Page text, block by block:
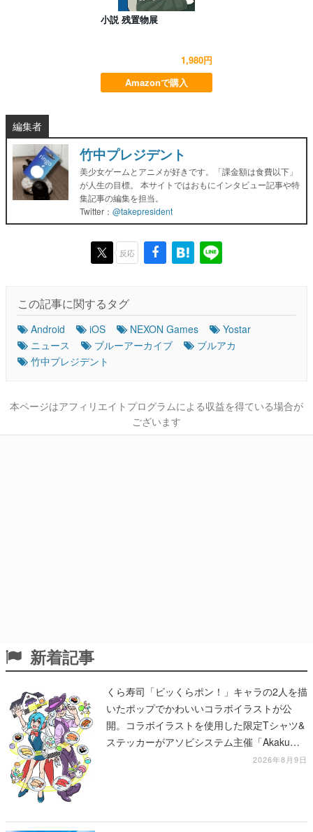
小説 残置物展
1,980円
Amazonで購入
編集者
竹中プレジデント
美少女ゲームとアニメが好きです。「課金額は食費以下」
が人生の目標。 本サイトではおもにインタビュー記事や特
集記事の編集を担当。
Twitter： @takepresident
反応
この記事に関するタグ
Android iOS NEXON Games
Yostar
ニュース
ブルーアーカイブ
ブルアカ
竹中プレジデント
本ページはアフィリエイトプログラムによる収益を得ている場合が
ございます
新着記事
くら寿司「ビッくらポン！」キャラの2人を描
いたポップでかわいいコラボイラストが公
開。コラボイラストを使用した限定Tシャツ&
ステッカーがアソビシステム主催「Akaku
2026年8月9日